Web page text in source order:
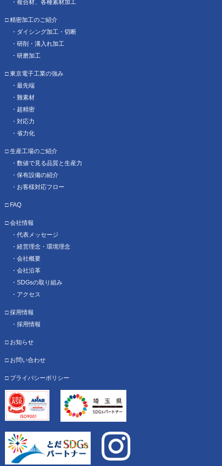
複合材、各種素材加工
精密加工のご紹介
ダイシング加工・切断
研削・溝入れ加工
研磨加工
東京電子工業の強み
最先端
難素材
超精密
対応力
省力化
生産工場のご紹介
数値で見る品質と生産力
保有設備の紹介
お客様対応フロー
FAQ
会社情報
代表メッセージ
経営理念・環境理念
会社概要
会社沿革
SDGsの取り組み
アクセス
採用情報
採用情報
お知らせ
お問い合わせ
プライバシーポリシー